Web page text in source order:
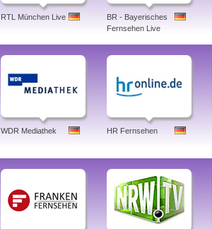
RTL München Live
BR - Bayerisches
Fernsehen Live
WDR Mediathek HR Fernsehen